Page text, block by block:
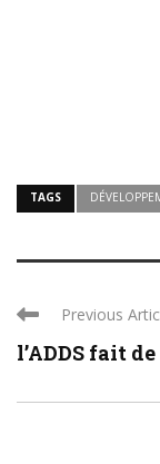
TAGS
Previous
l’ADDS fait